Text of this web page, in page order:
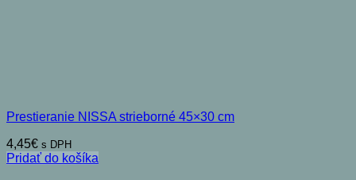
Prestieranie NISSA strieborné 45×30 cm
4,45€ s DPH
Pridať do košíka